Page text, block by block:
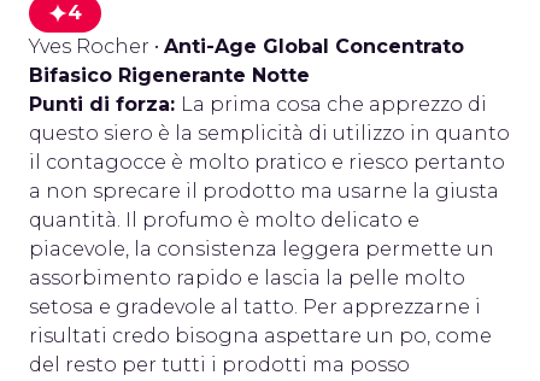
4
Yves Rocher • Anti-Age Global Concentrato
Bifasico Rigenerante Notte
Punti di forza: La prima cosa che apprezzo di
questo siero è la semplicità di utilizzo in quanto
il contagocce è molto pratico e riesco pertanto
a non sprecare il prodotto ma usarne la giusta
quantità. Il profumo è molto delicato e
piacevole, la consistenza leggera permette un
assorbimento rapido e lascia la pelle molto
setosa e gradevole al tatto. Per apprezzarne i
risultati credo bisogna aspettare un po, come
del resto per tutti i prodotti ma posso